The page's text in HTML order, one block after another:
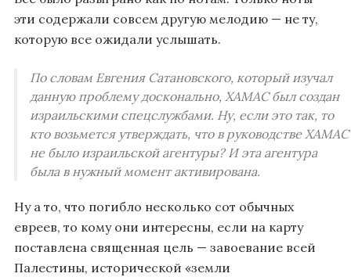
эти содержали совсем другую мелодию — не ту,
которую все ожидали услышать.
По словам Евгения Сатановского, который изучал
данную проблему досконально, ХАМАС был создан
израильскими спецслужбами. Ну, если это так, то
кто возьмется утверждать, что в руководстве ХАМАС
не было израильской агентуры? И эта агентура
была в нужный момент активирована.
Ну а то, что погибло несколько сот обычных
евреев, то кому они интересны, если на карту
поставлена священная цель — завоевание всей
Палестины, исторической «земли